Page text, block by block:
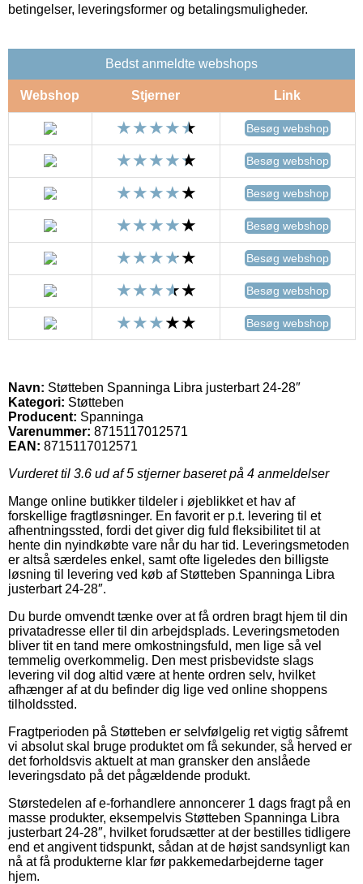
betingelser, leveringsformer og betalingsmuligheder.
Bedst anmeldte webshops
Webshop Stjerner Link
Besøg webshop
Besøg webshop
Besøg webshop
Besøg webshop
Besøg webshop
Besøg webshop
Besøg webshop
Navn: Støtteben Spanninga Libra justerbart 24-28″
Kategori: Støtteben
Producent: Spanninga
Varenummer: 8715117012571
EAN: 8715117012571
Vurderet til 3.6 ud af 5 stjerner baseret på 4 anmeldelser
Mange online butikker tildeler i øjeblikket et hav af
forskellige fragtløsninger. En favorit er p.t. levering til et
afhentningssted, fordi det giver dig fuld fleksibilitet til at
hente din nyindkøbte vare når du har tid. Leveringsmetoden
er altså særdeles enkel, samt ofte ligeledes den billigste
løsning til levering ved køb af Støtteben Spanninga Libra
justerbart 24-28″.
Du burde omvendt tænke over at få ordren bragt hjem til din
privatadresse eller til din arbejdsplads. Leveringsmetoden
bliver tit en tand mere omkostningsfuld, men lige så vel
temmelig overkommelig. Den mest prisbevidste slags
levering vil dog altid være at hente ordren selv, hvilket
afhænger af at du befinder dig lige ved online shoppens
tilholdssted.
Fragtperioden på Støtteben er selvfølgelig ret vigtig såfremt
vi absolut skal bruge produktet om få sekunder, så herved er
det forholdsvis aktuelt at man gransker den anslåede
leveringsdato på det pågældende produkt.
Størstedelen af e-forhandlere annoncerer 1 dags fragt på en
masse produkter, eksempelvis Støtteben Spanninga Libra
justerbart 24-28″, hvilket forudsætter at der bestilles tidligere
end et angivent tidspunkt, sådan at de højst sandsynligt kan
nå at få produkterne klar før pakkemedarbejderne tager
hjem.